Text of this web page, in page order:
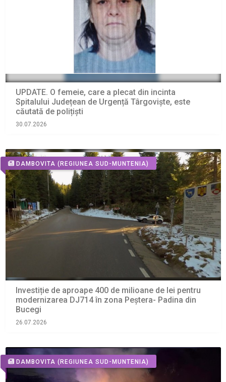
UPDATE. O femeie, care a plecat din incinta
Spitalului Județean de Urgență Târgoviște, este
căutată de polițiști
30.07.2026
DAMBOVITA (REGIUNEA SUD-MUNTENIA)
Investiție de aproape 400 de milioane de lei pentru
modernizarea DJ714 în zona Peștera- Padina din
Bucegi
26.07.2026
DAMBOVITA (REGIUNEA SUD-MUNTENIA)